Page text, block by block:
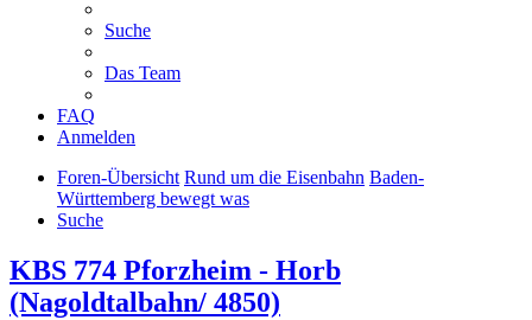
Suche
Das Team
FAQ
Anmelden
Foren-Übersicht Rund um die Eisenbahn Baden-
Württemberg bewegt was
Suche
KBS 774 Pforzheim - Horb
(Nagoldtalbahn/ 4850)